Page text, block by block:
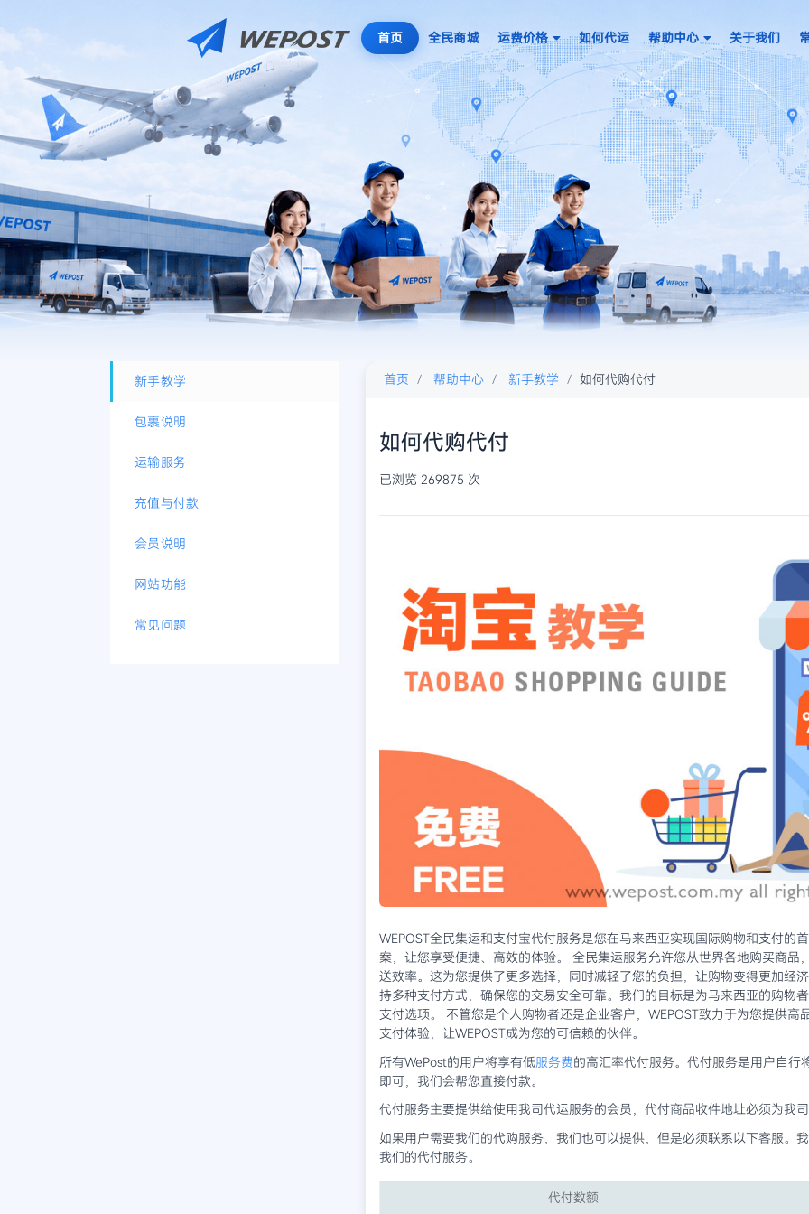
首页 全民商城 运费价格 如何代运 帮助中心 关于我们
首页 帮助中心 新手教学 如何代购代付
如何代购代付
已浏览 269875 次
WEPOST全民集运和支付宝代付服务是您在马来西亚实现国际购物和支付的
案，让您享受便捷、高效的体验。 全民集运服务允许您从世界各地购买商品
送效率。这为您提供了更多选择，同时减轻了您的负担，让购物变得更加经
持多种支付方式，确保您的交易安全可靠。我们的目标是为马来西亚的购物
支付选项。 不管您是个人购物者还是企业客户，WEPOST致力于为您提供
支付体验，让WEPOST成为您的可信赖的伙伴。
所有WePost的用户将享有低服务费的高汇率代付服务。代付服务是用户自行
即可，我们会帮您直接付款。
代付服务主要提供给使用我司代运服务的会员，代付商品收件地址必须为我
如果用户需要我们的代购服务，我们也可以提供，但是必须联系以下客服。
我们的代付服务。
代付数额
新手教学
包裹说明
运输服务
充值与付款
会员说明
网站功能
常见问题